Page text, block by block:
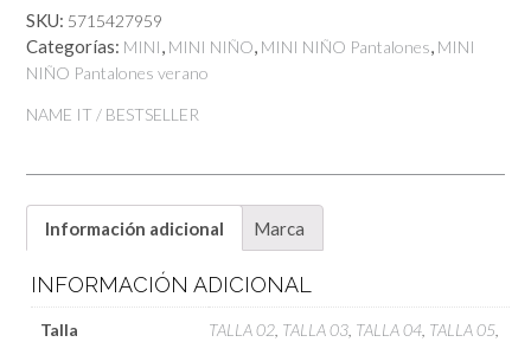
SKU: 5715427959
Categorías: MINI, MINI NIÑO, MINI NIÑO Pantalones, MINI
NIÑO Pantalones verano
NAME IT / BESTSELLER
Información adicional Marca
INFORMACIÓN ADICIONAL
Talla TALLA 02 TALLA 03 TALLA 04 TALLA 05